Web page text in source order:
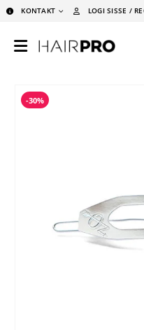
KONTAKT LOGI SISSE /
-30%